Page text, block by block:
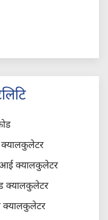
क्यालकुलेटर
क्यालकुलेटर